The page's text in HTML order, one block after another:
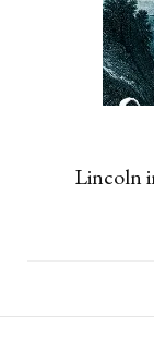
Lincoln